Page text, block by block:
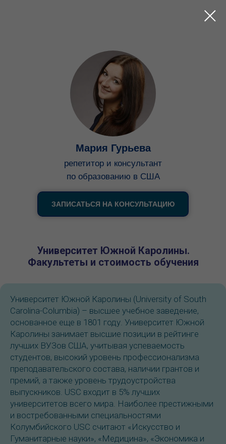
Мария Гурьева
репетитор и консультант
по образованию в США
ЗАПИСАТЬСЯ НА КОНСУЛЬТАЦИЮ
Университет Южной Каролины.
Факультеты и стоимость обучения
Университет Южной Каролины (University of South
Carolina-Columbia) – высшее учебное заведение,
основанное еще в 1801 году. Университет Южной
Каролины занимает высшие позиции в рейтинге
лучших ВУЗов США, учитывая успеваемость
студентов, высокий уровень профессионализма
преподавательского состава, наличии грантов и
премий, а также уровень трудоустройства
выпускников. USC входит в 5% лучших
университетов всего мира. Наиболее престижными
и востребованными специальностями
Колумбийского USC считают «Искусство и
Гуманитарные науки», «Медицина», «Экономика и